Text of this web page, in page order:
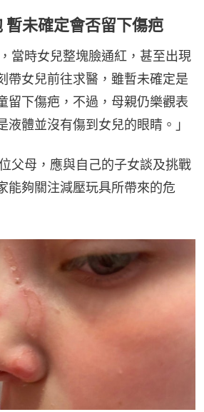
暫未確定會否留下傷疤
當時女兒整塊臉通紅，甚至出現
帶女兒前往求醫，雖暫未確定是
留下傷疤，不過，母親仍樂觀表
液體並沒有傷到女兒的眼睛。」
父母，應與自己的子女談及挑戰
能夠關注減壓玩具所帶來的危